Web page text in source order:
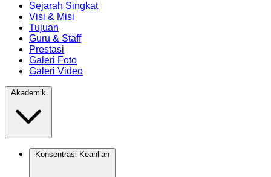
Sejarah Singkat
Visi & Misi
Tujuan
Guru & Staff
Prestasi
Galeri Foto
Galeri Video